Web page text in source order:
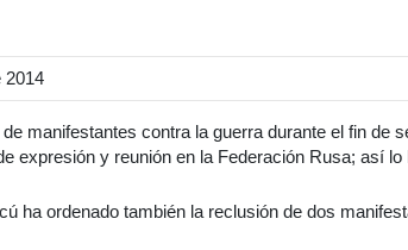
2014
manifestantes contra la guerra durante el fin de
expresión y reunión en la Federación Rusa; así
ha ordenado también la reclusión de dos